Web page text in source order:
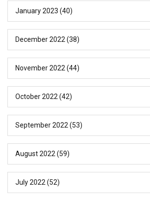
January 2023 (40)
December 2022 (38)
November 2022 (44)
October 2022 (42)
September 2022 (53)
August 2022 (59)
July 2022 (52)